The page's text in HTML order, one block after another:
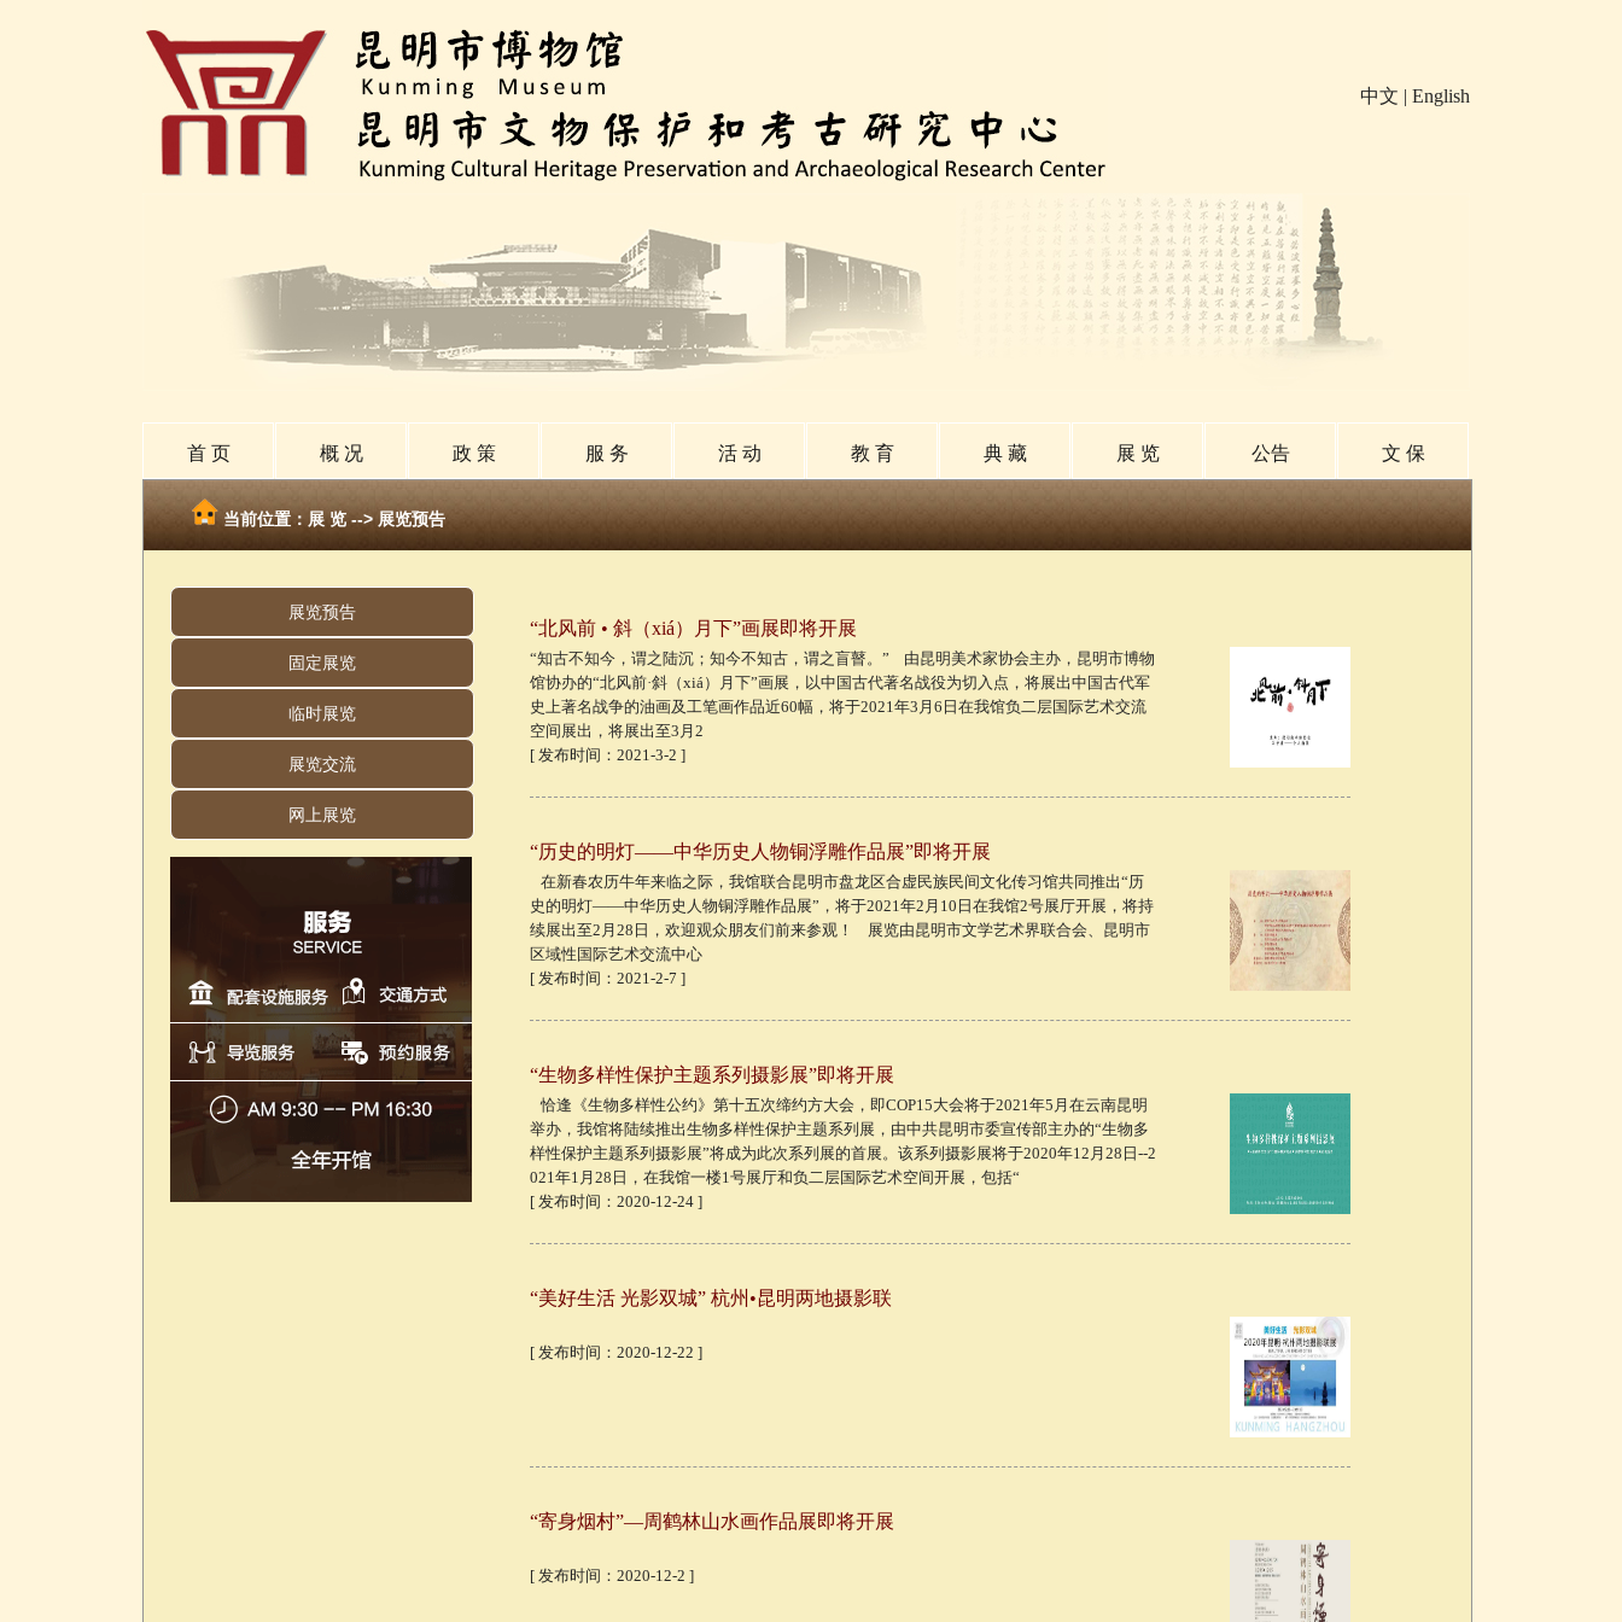
中文 | English
首 页 概 况 政 策 服 务 活 动 教 育 典 藏 展 览 公告 文 保
当前位置： 展 览--> 展览预告
展览预告
固定展览
临时展览
展览交流
网上展览
“北风前 • 斜（xiá）月下”画展即将开展
“知古不知今，谓之陆沉；知今不知古，谓之盲瞽。” 由昆明美术家协会主办，昆明市博物
馆协办的“北风前·斜（xiá）月下”画展，以中国古代著名战役为切入点，将展出中国古代军
史上著名战争的油画及工笔画作品近60幅，将于2021年3月6日在我馆负二层国际艺术交流
空间展出，将展出至3月2
[ 发布时间：2021-3-2 ]
“历史的明灯——中华历史人物铜浮雕作品展”即将开展
在新春农历牛年来临之际，我馆联合昆明市盘龙区合虚民族民间文化传习馆共同推出“历
史的明灯——中华历史人物铜浮雕作品展”，将于2021年2月10日在我馆2号展厅开展，将持
续展出至2月28日，欢迎观众朋友们前来参观！ 展览由昆明市文学艺术界联合会、昆明市
区域性国际艺术交流中心
[ 发布时间：2021-2-7 ]
“生物多样性保护主题系列摄影展”即将开展
恰逢《生物多样性公约》第十五次缔约方大会，即COP15大会将于2021年5月在云南昆明
举办，我馆将陆续推出生物多样性保护主题系列展，由中共昆明市委宣传部主办的“生物多
样性保护主题系列摄影展”将成为此次系列展的首展。该系列摄影展将于2020年12月28日--2
021年1月28日，在我馆一楼1号展厅和负二层国际艺术空间开展，包括“
[ 发布时间：2020-12-24 ]
“美好生活 光影双城” 杭州•昆明两地摄影联
[ 发布时间：2020-12-22 ]
“寄身烟村”—周鹤林山水画作品展即将开展
[ 发布时间：2020-12-2 ]